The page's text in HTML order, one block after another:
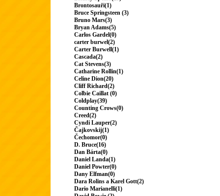
Brontosauři(1)
Bruce Springsteen (3)
Bruno Mars(3)
Bryan Adams(5)
Carlos Gardel(0)
carter burwel(2)
Carter Burwell(1)
Cascada(2)
Cat Stevens(3)
Catharine Rollin(1)
Celine Dion(20)
Cliff Richard(2)
Colbie Caillat (0)
Coldplay(39)
Counting Crows(0)
Creed(2)
Cyndi Lauper(2)
Čajkovskij(1)
Čechomor(0)
D. Bruce(16)
Dan Bárta(0)
Daniel Landa(1)
Daniel Powter(0)
Dany Elfman(0)
Dara Rolins a Karel Gott(2)
Dario Marianelli(1)